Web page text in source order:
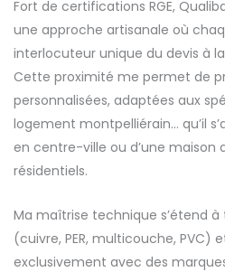
Fort de certifications RGE,
une approche artisanale où
interlocuteur unique du devis à
Cette proximité me permet de
personnalisées, adaptées aux
logement montpelliérain… qu’il
en centre-ville ou d’une maison
résidentiels.
Ma maîtrise technique s’étend
(cuivre, PER, multicouche, PVC)
exclusivement avec des